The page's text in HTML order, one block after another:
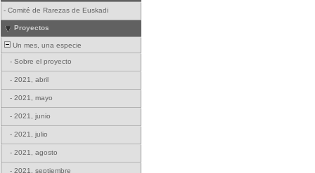
- Comité de Rarezas de Euskadi
Proyectos
Un mes, una especie
- Sobre el proyecto
- 2021, abril
- 2021, mayo
- 2021, junio
- 2021, julio
- 2021, agosto
- 2021, septiembre